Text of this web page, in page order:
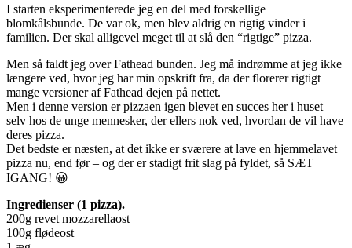
I starten eksperimenterede jeg en del med forskellige
blomkålsbunde. De var ok, men blev aldrig en rigtig vinder i
familien. Der skal alligevel meget til at slå den “rigtige” pizza.
Men så faldt jeg over Fathead bunden. Jeg må indrømme at jeg ikke
længere ved, hvor jeg har min opskrift fra, da der florerer rigtigt
mange versioner af Fathead dejen på nettet.
Men i denne version er pizzaen igen blevet en succes her i huset –
selv hos de unge mennesker, der ellers nok ved, hvordan de vil have
deres pizza.
Det bedste er næsten, at det ikke er sværere at lave en hjemmelavet
pizza nu, end før – og der er stadigt frit slag på fyldet, så SÆT
IGANG! 😀
Ingredienser (1 pizza).
200g revet mozzarellaost
100g flødeost